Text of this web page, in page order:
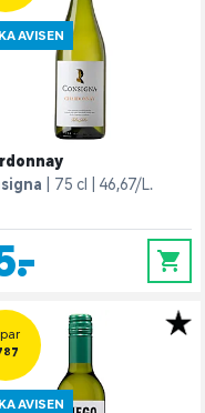
AVISEN
75 cl 46,67/L.
0
AVISEN